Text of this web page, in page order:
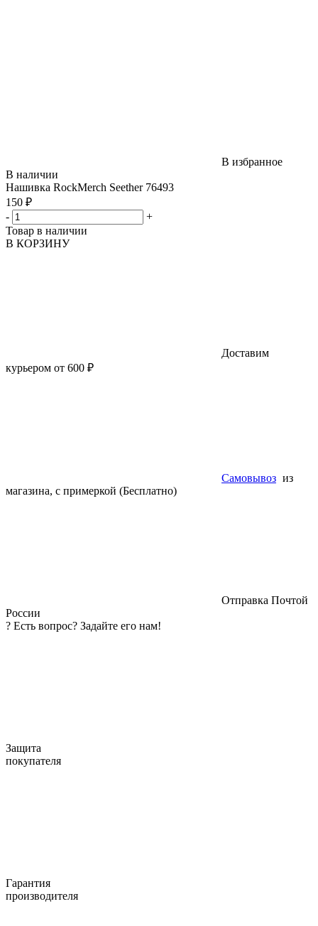
В избранное
В наличии
Нашивка RockMerch Seether 76493
150 ₽
-
+
Товар в наличии
В КОРЗИНУ
Доставим
курьером от 600 ₽
Самовывоз из
магазина, с примеркой (Бесплатно)
Отправка Почтой
России
? Есть вопрос? Задайте его нам!
Защита
покупателя
Гарантия
производителя